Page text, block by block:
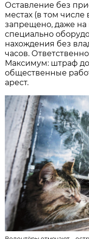
Оставление без
местах (в том числе
запрещено, даже
специально
нахождения без
часов.
Максимум: штраф
общественные
арест.